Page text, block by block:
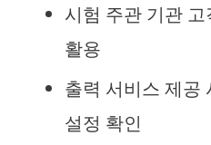
시험 주관 기관
활용
출력 서비스 제공
설정 확인